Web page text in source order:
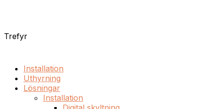
Trefyr
Installation
Uthyrning
Lösningar
Installation